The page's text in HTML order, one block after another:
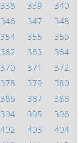
338 339
340
346 347
348
354 355
356
362 363
364
370 371
372
378 379
380
386 387
388
394 395
396
402 403
404